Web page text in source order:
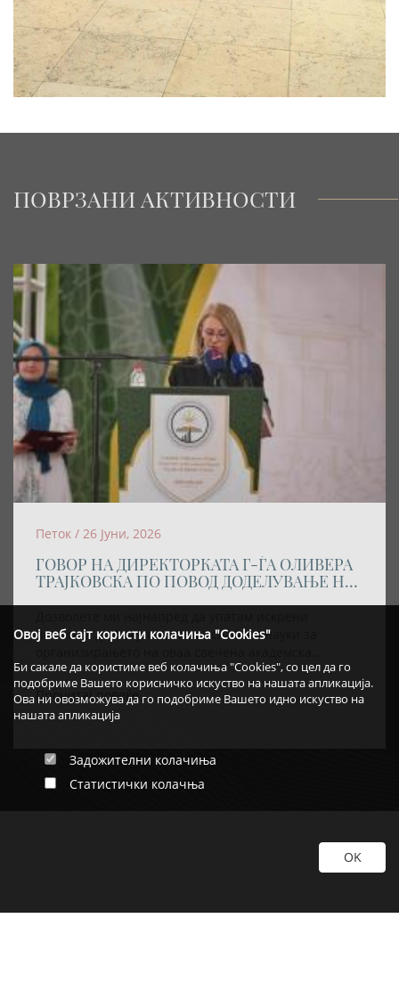
Овој веб сајт користи колачиња "Cookies"
Би сакале да користиме веб колачиња "Cookies", со цел да го
подобриме Вашето корисничко искуство на нашата апликација.
Ова ни овозможува да го подобриме Вашето идно искуство на
нашата апликација
Задожителни колачиња
Статистички колачња
ПОВРЗАНИ АКТИВНОСТИ
Петок / 26 Јуни, 2026
ГОВОР НА ДИРЕКТОРКАТА Г-ЃА ОЛИВЕРА
ТРАЈКОВСКА ПО ПОВОД ДОДЕЛУВАЊЕ НА
честитки до Факултетот за исламски науки за
церемонија, како и за одлуката највисокото
академско признание – титулата „Doctor Honoris
Causa“ – да му биде доделена на Реис-ул-улема Хаџи
Хфз. Шаќир ефенди Фетаи.
Прочитај повеќе